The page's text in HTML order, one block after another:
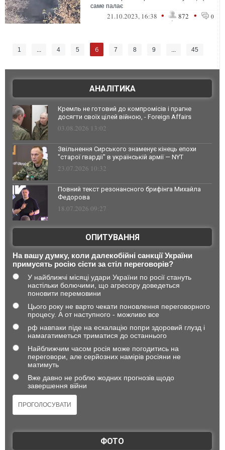
саме палає
21.10.2023, 16:38 • 872 • 0
1 ... 4 5 6 7 8 9 ... 45
АНАЛІТИКА
Кремль не готовий до компромісів і прагне
досягти своїх цілей війною, - Foreign Affairs
03.08.2026 13:02
Звільнення Сирського знаменує кінець епохи
"старої гвардії" в українській армії — NYT
23.07.2026 10:32
Повний текст резонансного брифінга Михайла
Федорова
18.07.2026 09:27
ОПИТУВАННЯ
На вашу думку, коли далекобійні санкції України
примусять росію сісти за стіл переговорів?
У найближчі місяці удари України по росії стануть
настільки болючими, що агресору доведеться
поновити перемовини
Цього року не варто чекати поновлення переговорного
процесу. А от наступного - можливо все
рф навпаки піде на ескалацію попри здоровий глузд і
намагатиметься триматися до останнього
Найближчим часом росія може погодитись на
переговори, але серйозних намірів росіяни не
матимуть
Вже давно не роблю жодних прогнозів щодо
завершення війни
ФОТО